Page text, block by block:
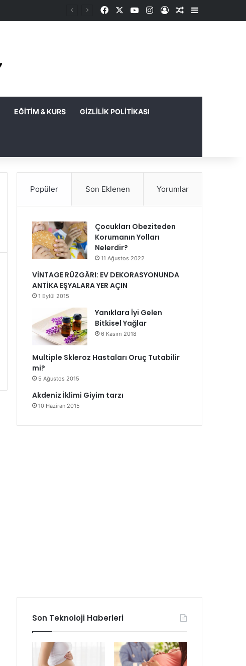
FacebookYouTubeInstagram
Kayıt OlRastgele Makale
Kenar
EĞITIM & KURS GIZLILIK POLITIKASI
Popüler Son Eklenen Yorumlar
Çocukları Obeziteden
Korumanın Yolları
Nelerdir?
11 Ağustos 2022
VİNTAGE RÜZGÂRI: EV DEKORASYONUNDA
ANTİKA EŞYALARA YER AÇIN
1 Eylül 2015
Yanıklara İyi Gelen
Bitkisel Yağlar
6 Kasım 2018
Multiple Skleroz Hastaları Oruç Tutabilir
mi?
5 Ağustos 2015
Akdeniz İklimi Giyim tarzı
10 Haziran 2015
Son Teknoloji Haberleri